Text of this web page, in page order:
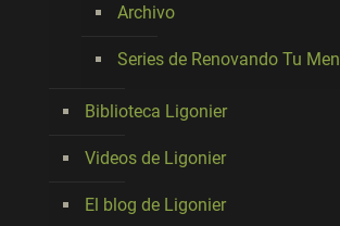
Archivo
Series de Renovando Tu
Biblioteca Ligonier
Videos de Ligonier
El blog de Ligonier